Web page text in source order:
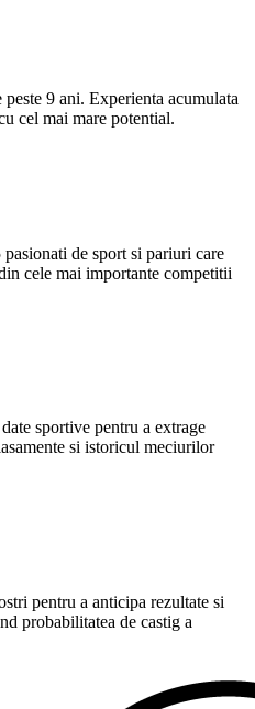
9 ani. Experienta acumulata
cel mai mare potential.
de sport si pariuri care
cele mai importante competitii
sportive pentru a extrage
si istoricul meciurilor
pentru a anticipa rezultate si
probabilitatea de castig a